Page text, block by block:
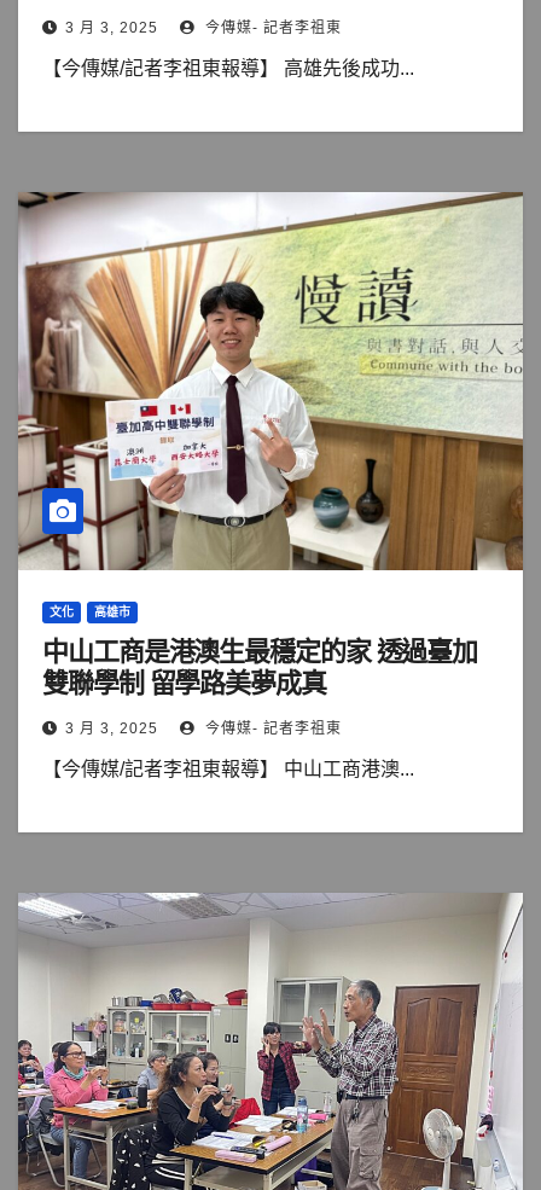
3 月 3, 2025 今傳媒- 記者李祖東
【今傳媒/記者李祖東報導】 高雄先後成功...
文化 高雄市
中山工商是港澳生最穩定的家 透過臺加
雙聯學制 留學路美夢成真
3 月 3, 2025 今傳媒- 記者李祖東
【今傳媒/記者李祖東報導】 中山工商港澳...